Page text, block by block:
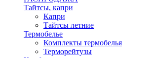
Тайтсы, капри
Капри
Тайтсы летние
Термобелье
Комплекты термобелья
Терморейтузы